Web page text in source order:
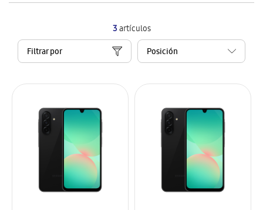
3artículos
Filtrar por